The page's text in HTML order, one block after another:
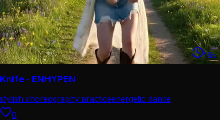
16s
Knife - ENHYPEN
stylish choreography practiceenergetic dance
performance
0